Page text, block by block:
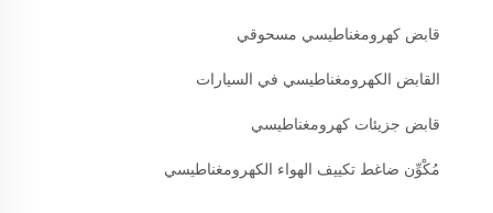
قابض كهرومغناطيسي مسحوقي
القابض الكهرومغناطيسي في السيارات
قابض جزيئات كهرومغناطيسي
مُكْوِّن ضاغط تكييف الهواء الكهرومغناطيسي